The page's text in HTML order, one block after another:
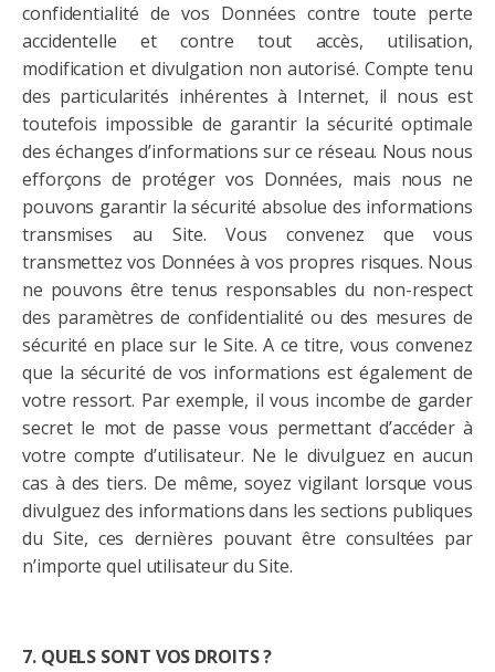
confidentialité de vos Données contre toute perte
accidentelle et contre tout accès, utilisation,
modification et divulgation non autorisé. Compte tenu
des particularités inhérentes à Internet, il nous est
toutefois impossible de garantir la sécurité optimale
des échanges d’informations sur ce réseau. Nous nous
efforçons de protéger vos Données, mais nous ne
pouvons garantir la sécurité absolue des informations
transmises au Site. Vous convenez que vous
transmettez vos Données à vos propres risques. Nous
ne pouvons être tenus responsables du non-respect
des paramètres de confidentialité ou des mesures de
sécurité en place sur le Site. A ce titre, vous convenez
que la sécurité de vos informations est également de
votre ressort. Par exemple, il vous incombe de garder
secret le mot de passe vous permettant d’accéder à
votre compte d’utilisateur. Ne le divulguez en aucun
cas à des tiers. De même, soyez vigilant lorsque vous
divulguez des informations dans les sections publiques
du Site, ces dernières pouvant être consultées par
n’importe quel utilisateur du Site.
7. QUELS SONT VOS DROITS ?